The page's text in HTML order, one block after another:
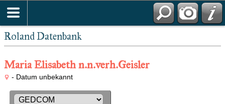
Roland Datenbank
Maria Elisabeth n.n.verh.Geisler
- Datum unbekannt